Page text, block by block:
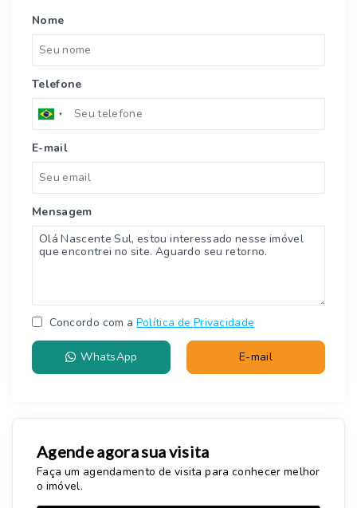
Nome
Telefone
E-mail
Mensagem
Concordo com a Política de Privacidade
WhatsApp E-mail
Agende agora sua visita
Faça um agendamento de visita para conhecer melhor
o imóvel.